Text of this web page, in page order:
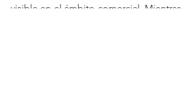
visible en el ámbito comercial. Mientras